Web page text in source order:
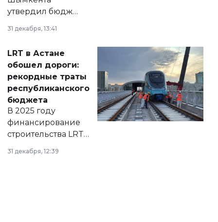
утвердил бюджет
города на 2026–
2028 годы.
документ
появился в базе
нормативных
правовых актов и
на сайте маслихат
города.
31 декабря, 13:41
LRT в Астане
обошел дороги:
рекордные траты
республиканского
бюджета
В 2025 году
финансирование
строительства LRT
в Астане из
республиканского
31 декабря, 12:39